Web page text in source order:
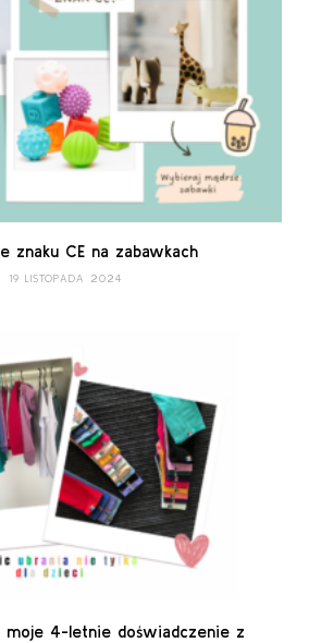
znaku CE na zabawkach
19 LISTOPADA 2024
moje 4-letnie doświadczenie z